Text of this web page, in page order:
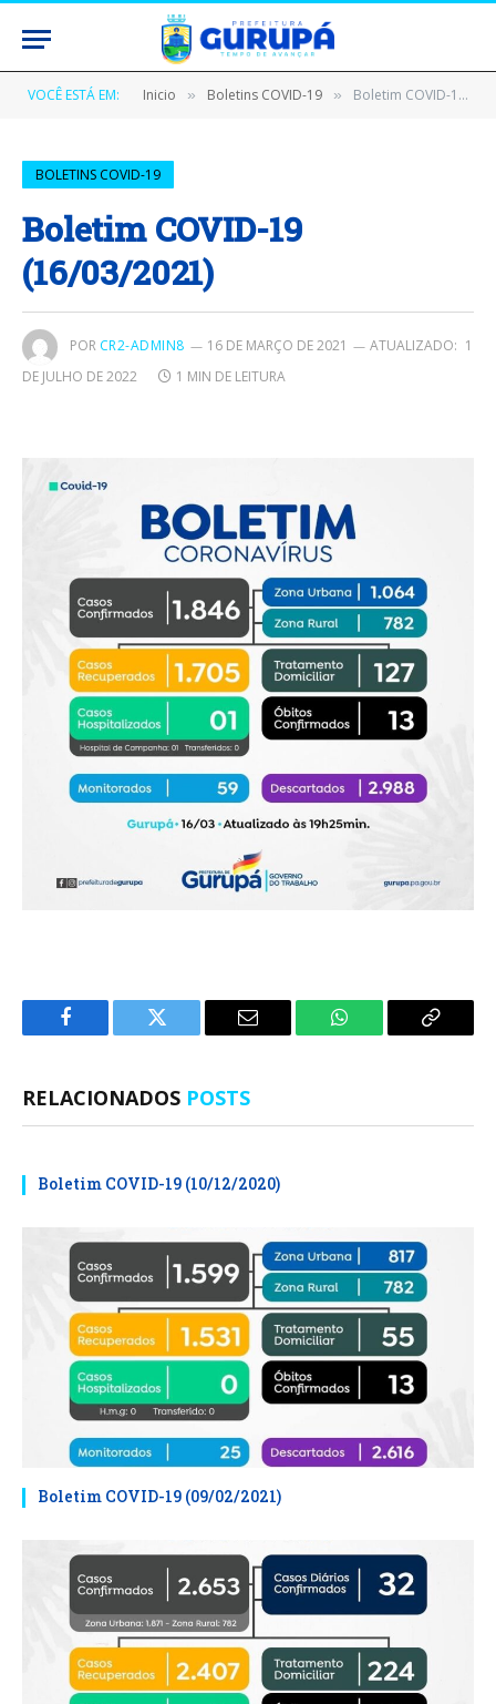
VOCÊ ESTÁ EM: Inicio » Boletins COVID-19 » Boletim COVID-19 (16/03/2021)
BOLETINS COVID-19
Boletim COVID-19
(16/03/2021)
POR CR2-ADMIN8 16 DE MARÇO DE 2021 ATUALIZADO: 1
DE JULHO DE 2022
1 MIN DE LEITURA
Facebook Twitter
E-
WhatsApp Copiar
RELACIONADOS POSTS
Boletim COVID-19 (10/12/2020)
Boletim COVID-19 (09/02/2021)